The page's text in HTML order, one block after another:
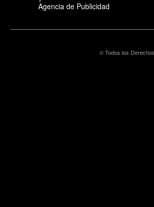
Agencia de Publicidad
© Todos los